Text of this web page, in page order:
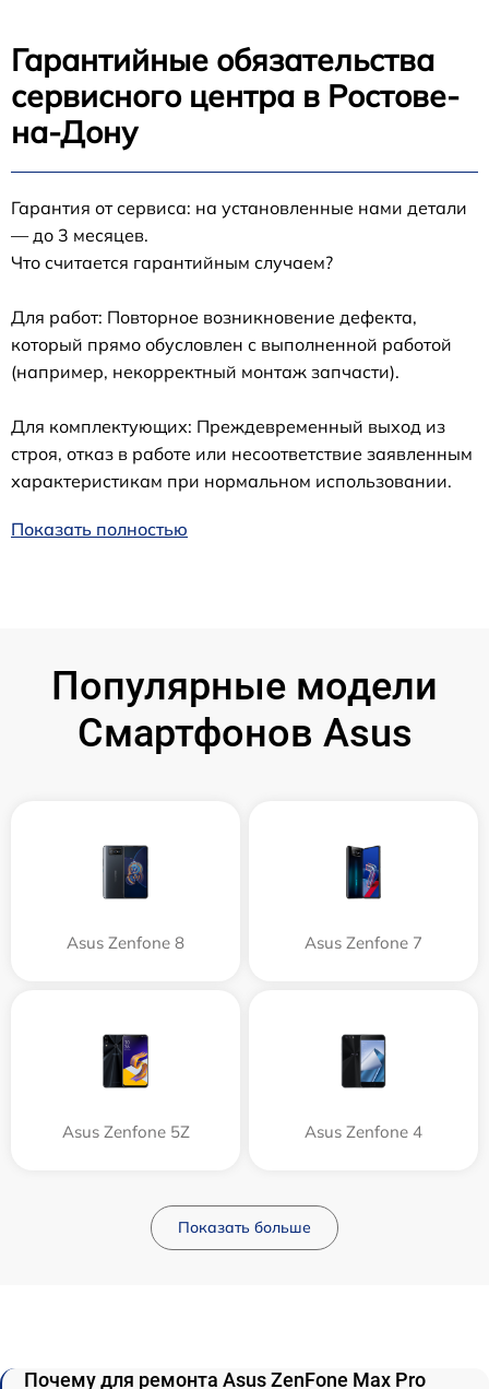
Гарантийные обязательства
сервисного центра в Ростове-
на-Дону
Гарантия от сервиса: на установленные нами детали
— до 3 месяцев.
Что считается гарантийным случаем?
Для работ: Повторное возникновение дефекта,
который прямо обусловлен с выполненной работой
(например, некорректный монтаж запчасти).
Для комплектующих: Преждевременный выход из
строя, отказ в работе или несоответствие заявленным
характеристикам при нормальном использовании.
Показать полностью
Популярные модели
Смартфонов Asus
Asus Zenfone 8 Asus Zenfone 7
Asus Zenfone 5Z Asus Zenfone 4
Показать больше
Почему для ремонта Asus ZenFone Max Pro